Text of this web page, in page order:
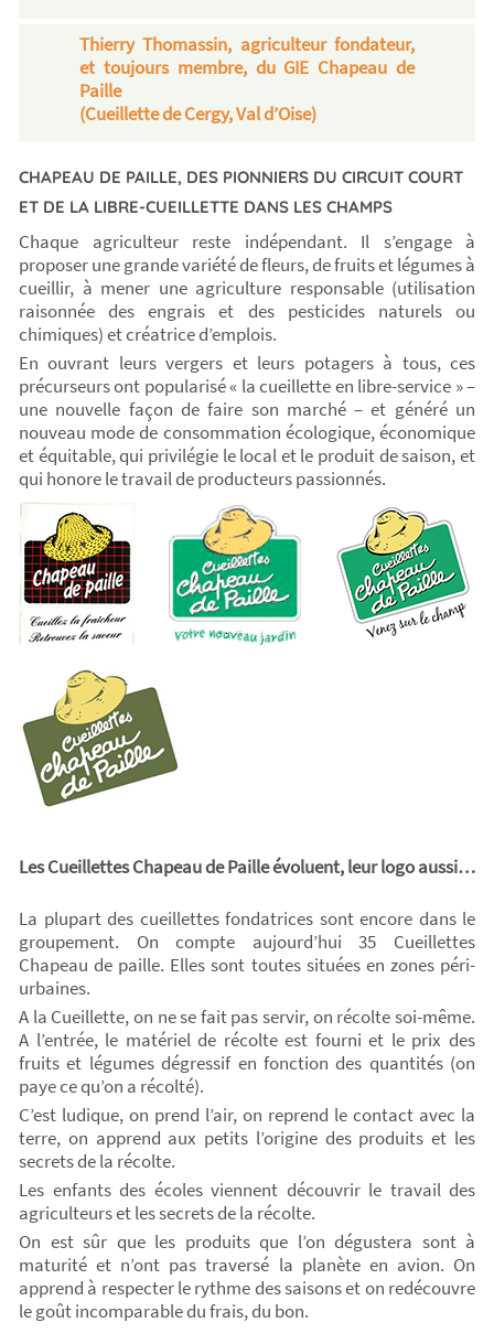
Thierry Thomassin, agriculteur fondateur,
et toujours membre, du GIE Chapeau de
Paille
(Cueillette de Cergy, Val d’Oise)
CHAPEAU DE PAILLE, DES PIONNIERS DU CIRCUIT COURT
ET DE LA LIBRE-CUEILLETTE DANS LES CHAMPS
Chaque agriculteur reste indépendant. Il s’engage à
proposer une grande variété de fleurs, de fruits et légumes à
cueillir, à mener une agriculture responsable (utilisation
raisonnée des engrais et des pesticides naturels ou
chimiques) et créatrice d’emplois.
En ouvrant leurs vergers et leurs potagers à tous, ces
précurseurs ont popularisé « la cueillette en libre-service » –
une nouvelle façon de faire son marché – et généré un
nouveau mode de consommation écologique, économique
et équitable, qui privilégie le local et le produit de saison, et
qui honore le travail de producteurs passionnés.
Les Cueillettes Chapeau de Paille évoluent, leur logo aussi…
La plupart des cueillettes fondatrices sont encore dans le
groupement. On compte aujourd’hui 35 Cueillettes
Chapeau de paille. Elles sont toutes situées en zones péri-
urbaines.
A la Cueillette, on ne se fait pas servir, on récolte soi-même.
A l’entrée, le matériel de récolte est fourni et le prix des
fruits et légumes dégressif en fonction des quantités (on
paye ce qu’on a récolté).
C’est ludique, on prend l’air, on reprend le contact avec la
terre, on apprend aux petits l’origine des produits et les
secrets de la récolte.
Les enfants des écoles viennent découvrir le travail des
agriculteurs et les secrets de la récolte.
On est sûr que les produits que l’on dégustera sont à
maturité et n’ont pas traversé la planète en avion. On
apprend à respecter le rythme des saisons et on redécouvre
le goût incomparable du frais, du bon.